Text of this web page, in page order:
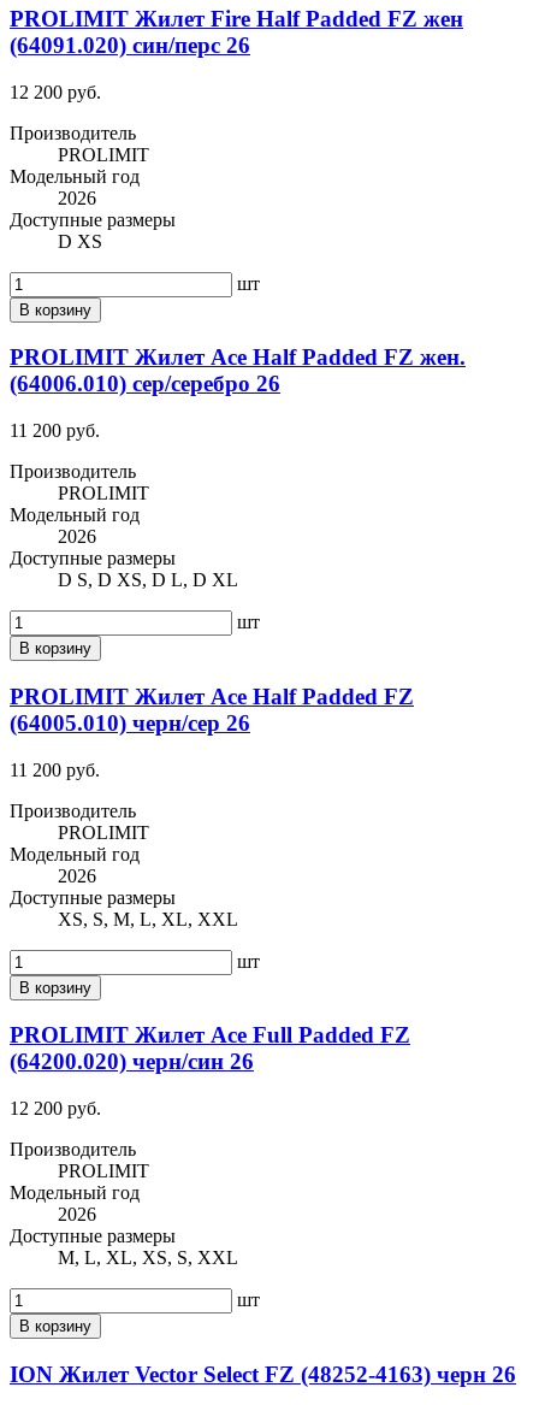
PROLIMIT Жилет Fire Half Padded FZ жен
(64091.020) син/перс 26
12 200 руб.
Производитель
PROLIMIT
Модельный год
2026
Доступные размеры
D XS
шт
В корзину
PROLIMIT Жилет Ace Half Padded FZ жен.
(64006.010) сер/серебро 26
11 200 руб.
Производитель
PROLIMIT
Модельный год
2026
Доступные размеры
D S, D XS, D L, D XL
шт
В корзину
PROLIMIT Жилет Ace Half Padded FZ
(64005.010) черн/сер 26
11 200 руб.
Производитель
PROLIMIT
Модельный год
2026
Доступные размеры
XS, S, M, L, XL, XXL
шт
В корзину
PROLIMIT Жилет Ace Full Padded FZ
(64200.020) черн/син 26
12 200 руб.
Производитель
PROLIMIT
Модельный год
2026
Доступные размеры
M, L, XL, XS, S, XXL
шт
В корзину
ION Жилет Vector Select FZ (48252-4163) черн 26